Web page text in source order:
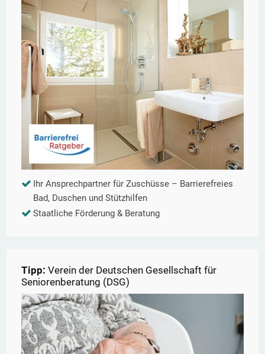
Ihr Ansprechpartner für Zuschüsse – Barrierefreies
Bad, Duschen und Stützhilfen
Staatliche Förderung & Beratung
Tipp: Verein der Deutschen Gesellschaft für
Seniorenberatung (DSG)